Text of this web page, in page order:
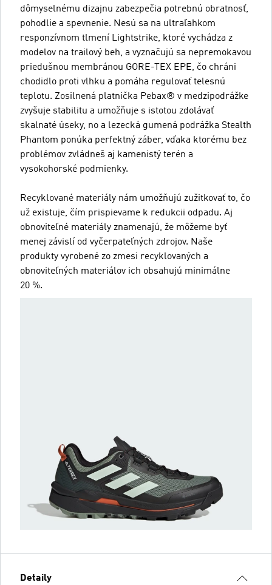
dômyselnému dizajnu zabezpečia potrebnú obratnosť,
pohodlie a spevnenie. Nesú sa na ultraľahkom
responzívnom tlmení Lightstrike, ktoré vychádza z
modelov na trailový beh, a vyznačujú sa nepremokavou
priedušnou membránou GORE-TEX EPE, čo chráni
chodidlo proti vlhku a pomáha regulovať telesnú
teplotu. Zosilnená platnička Pebax® v medzipodrážke
zvyšuje stabilitu a umožňuje s istotou zdolávať
skalnaté úseky, no a lezecká gumená podrážka Stealth
Phantom ponúka perfektný záber, vďaka ktorému bez
problémov zvládneš aj kamenistý terén a
vysokohorské podmienky.
Recyklované materiály nám umožňujú zužitkovať to, čo
už existuje, čím prispievame k redukcii odpadu. Aj
obnoviteľné materiály znamenajú, že môžeme byť
menej závislí od vyčerpateľných zdrojov. Naše
produkty vyrobené zo zmesi recyklovaných a
obnoviteľných materiálov ich obsahujú minimálne
20 %.
Detaily